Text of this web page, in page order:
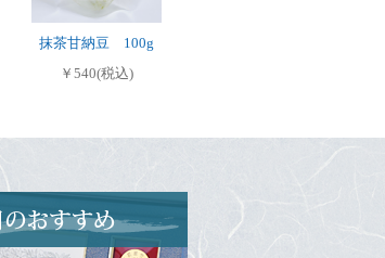
抹茶甘納豆 100g
￥540(税込)